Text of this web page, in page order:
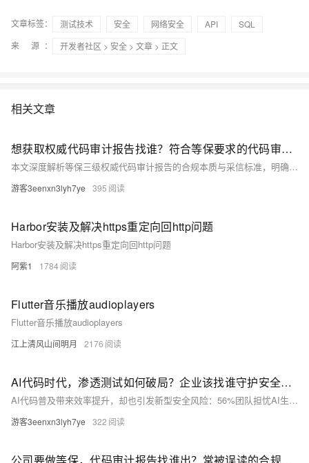
文章标签： 测试技术 安全 网络安全 API
SQL
来 源：
开发者社区 > 安全 > 文章 > 正文
相关文章
想获取权威代码审计报告找谁？符合等保要求的代码审计服务商选择全指南
本文深度解析等保三级权威代码审计报告的合规本质与采信标准，明确CMA/CNAS/CCRC三大法定资质缺一不可，强调须严格对标GB/T 22239和GB/T 39412国标，覆盖“安全计算环境”要求，并实现工具扫描、人工审计、交互验证三阶段闭环及整改复测。
游客3eenxn3lyh7ye 395
Harbor安装及解决https重定向回http问题
Harbor安装及解决https重定向回http问题
阿紫1 1784
Flutter音乐播放audioplayers
Flutter音乐播放audioplayers
江上清风山间明月 2176
AI代码时代，渗透测试如何破局？企业该找谁守护安全防线？
AI代码普及带来效率提升，却也引发新型安全风险：56%团队担忧AI生成代码存隐患，攻击者更利用共性漏洞发起自动化攻击。传统黑盒测试已失效，需转向灰盒+白盒融合策略，构建AI专项用例库，并结合工具与人工双重验证。
游客3eenxn3lyh7ye 322